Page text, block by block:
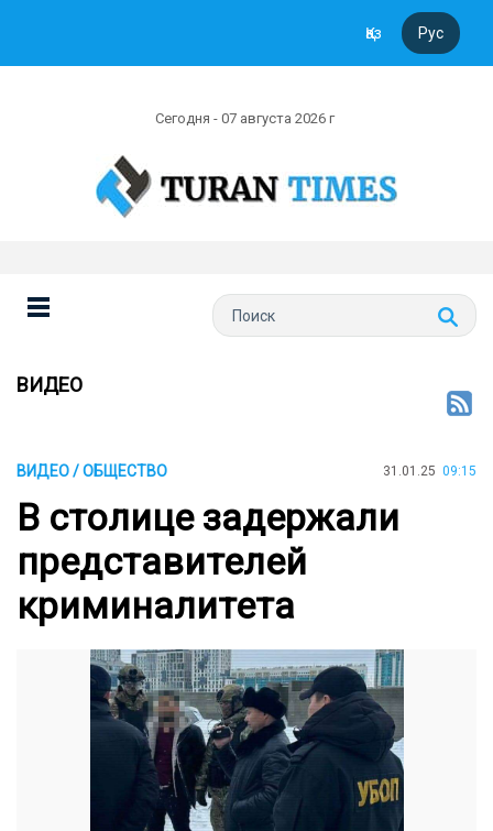
Қаз Рус
Сегодня - 07 августа 2026 г
ВИДЕО
ВИДЕО / ОБЩЕСТВО 31.01.25 09:15
В столице задержали
представителей
криминалитета